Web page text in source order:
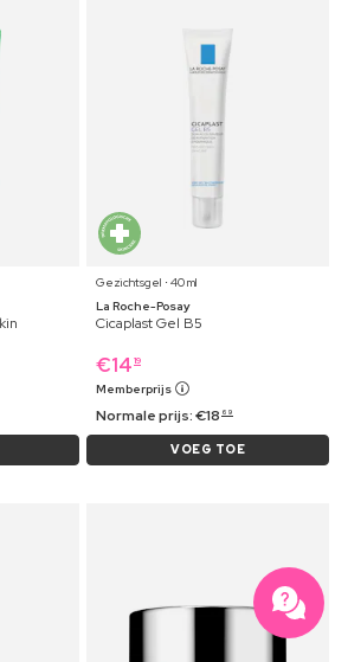
Gezichtsgel ⋅ 40 ml
La Roche-Posay
Cicaplast Gel B5
€14 19
Memberprijs
Normale prijs:€18 69
VOEG TOE